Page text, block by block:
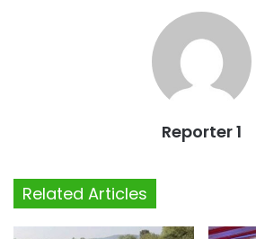
Reporter 1
Related Articles